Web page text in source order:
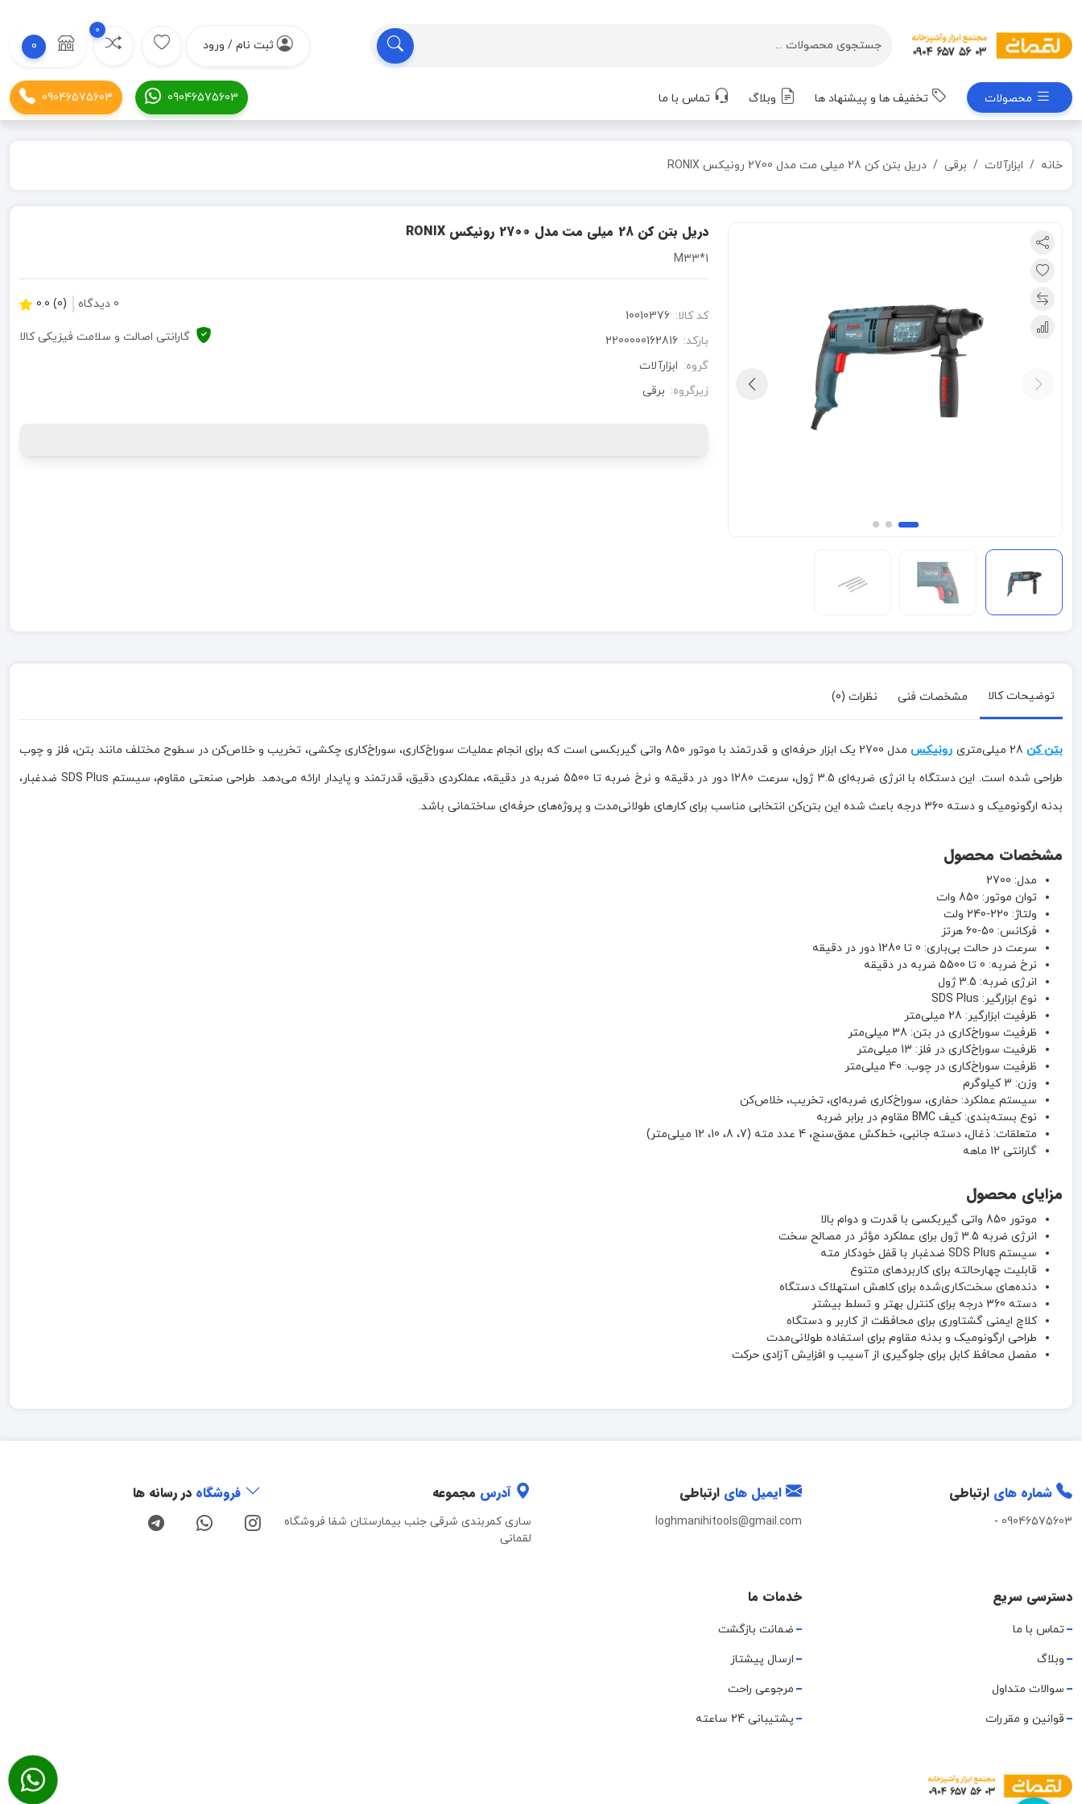
ثبت نام / ورود
0
0
محصولات تخفیف ها و پیشنهاد ها وبلاگ تماس با ما 09046575603
09046575603
خانه ابزارآلات برقی دریل بتن کن 28 میلی مت مدل 2700 رونیکس RONIX
دریل بتن کن 28 میلی مت مدل 2700 رونیکس RONIX
1*M33
کد کالا: 10010376
بارکد: 2200000162816
گروه: ابزارآلات
زیرگروه: برقی
0 دیدگاه (0) 0.0
گارانتی اصالت و سلامت فیزیکی کالا
توضیحات کالا مشخصات فنی نظرات (0)
بتن کن رونیکس
مدل 2700 یک ابزار حرفه‌ای و قدرتمند با موتور 850 واتی گیربکسی است که برای انجام عملیات سوراخ‌کاری، سوراخ‌کاری چکشی، تخریب و خلاص‌کن در سطوح مختلف مانند بتن، فلز و چوب
طراحی شده است. این دستگاه با انرژی ضربه‌ای 3.5 ژول، سرعت 1280 دور در دقیقه و نرخ ضربه تا 5500 ضربه در دقیقه، عملکردی دقیق، قدرتمند و پایدار ارائه می‌دهد. طراحی صنعتی مقاوم، سیستم SDS Plus ضدغبار،
بدنه ارگونومیک و دسته 360 درجه باعث شده این بتن‌کن انتخابی مناسب برای کارهای طولانی‌مدت و پروژه‌های حرفه‌ای ساختمانی باشد.
مشخصات محصول
مدل: 2700
توان موتور: 850 وات
ولتاژ: 220-240 ولت
فرکانس: 50-60 هرتز
سرعت در حالت بی‌باری: 0 تا 1280 دور در دقیقه
نرخ ضربه: 0 تا 5500 ضربه در دقیقه
انرژی ضربه: 3.5 ژول
نوع ابزارگیر: SDS Plus
ظرفیت ابزارگیر: 28 میلی‌متر
ظرفیت سوراخ‌کاری در بتن: 38 میلی‌متر
ظرفیت سوراخ‌کاری در فلز: 13 میلی‌متر
ظرفیت سوراخ‌کاری در چوب: 40 میلی‌متر
وزن: 3 کیلوگرم
سیستم عملکرد: حفاری، سوراخ‌کاری ضربه‌ای، تخریب، خلاص‌کن
نوع بسته‌بندی: کیف BMC مقاوم در برابر ضربه
متعلقات: ذغال، دسته جانبی، خط‌کش عمق‌سنج، 4 عدد مته (7، 8، 10، 12 میلی‌متر)
گارانتی 12 ماهه
مزایای محصول
موتور 850 واتی گیربکسی با قدرت و دوام بالا
انرژی ضربه 3.5 ژول برای عملکرد مؤثر در مصالح سخت
سیستم SDS Plus ضدغبار با قفل خودکار مته
قابلیت چهارحالته برای کاربردهای متنوع
دنده‌های سخت‌کاری‌شده برای کاهش استهلاک دستگاه
دسته 360 درجه برای کنترل بهتر و تسلط بیشتر
کلاچ ایمنی گشتاوری برای محافظت از کاربر و دستگاه
طراحی ارگونومیک و بدنه مقاوم برای استفاده طولانی‌مدت
مفصل محافظ کابل برای جلوگیری از آسیب و افزایش آزادی حرکت
شماره های ارتباطی
09046575603
-
ایمیل های ارتباطی
loghmanihitools@gmail.com
آدرس مجموعه
ساری کمربندی شرقی جنب بیمارستان شفا فروشگاه
لقمانی
فروشگاه در رسانه ها
دسترسی سریع
تماس با ما
وبلاگ
سوالات متداول
قوانین و مقررات
خدمات ما
ضمانت بازگشت
ارسال پیشتاز
مرجوعی راحت
پشتیبانی 24 ساعته